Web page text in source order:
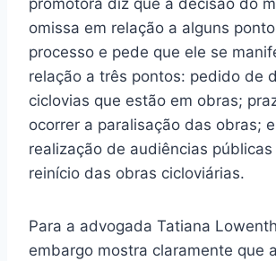
promotora diz que a decisão do
omissa em relação a alguns
processo e pede que ele se
relação a três pontos: pedido de
ciclovias que estão em obras;
ocorrer a paralisação das obras;
realização de audiências
reinício das obras cicloviárias.
Para a advogada Tatiana
embargo mostra claramente que